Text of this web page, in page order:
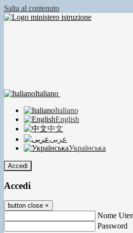
Salta al contenuto
Italiano
Italiano
English
中文
عربى
Українська
Accedi
Accedi
button close ×
Nome
Password